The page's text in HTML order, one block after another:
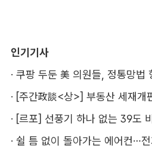
인기기사
·
·
·
· 쉴 틈 없이 돌아가는 에어컨…